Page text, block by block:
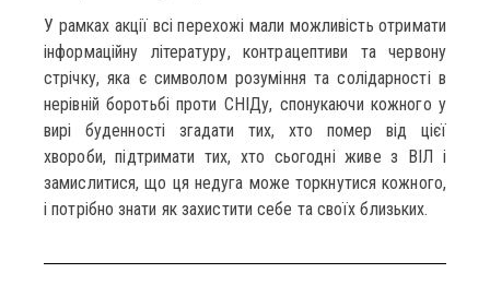
У рамках акції всі перехожі мали можливість отримати
інформаційну літературу, контрацептиви та червону
стрічку, яка є символом розуміння та солідарності в
нерівній боротьбі проти СНІДу, спонукаючи кожного у
вирі буденності згадати тих, хто помер від цієї
хвороби, підтримати тих, хто сьогодні живе з ВІЛ і
замислитися, що ця недуга може торкнутися кожного,
і потрібно знати як захистити себе та своїх близьких.